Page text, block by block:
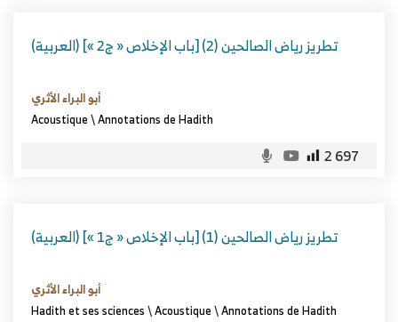
(العربية) تطريز رياض الصالحين (2) [باب الإخلاص « ج2 »]
أبو البراء الأثري
Acoustique\Annotations de Hadith
2 697
(العربية) تطريز رياض الصالحين (1) [باب الإخلاص « ج1 »]
أبو البراء الأثري
Hadith et ses sciences\Acoustique\Annotations de Hadith